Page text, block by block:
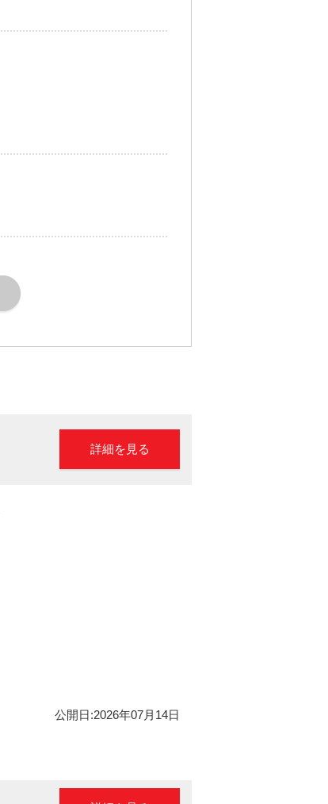
詳細を見る
公開日:2026年07月14日